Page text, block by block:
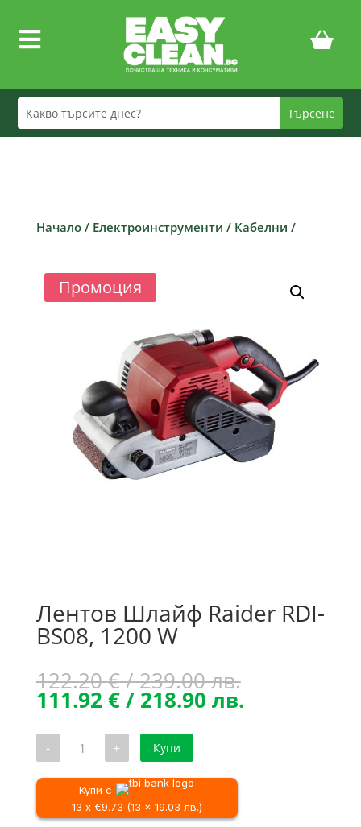

Начало/ Електроинструменти / Кабелни /
Промоция
Лентов Шлайф Raider RDI-
BS08, 1200 W
122.20€/ 239.00 лв.Original
price
111.92 €/ 218.90 лв.Текущата
- количество
Лентов
Шлайф
Raider
RDI-
BS08,
+ Купи
Купи с
13 x €9.73 (13 x 19.03 лв.)